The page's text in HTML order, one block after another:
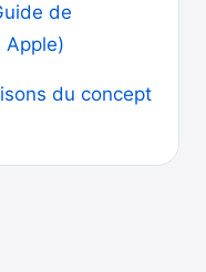
de
Apple)
du concept